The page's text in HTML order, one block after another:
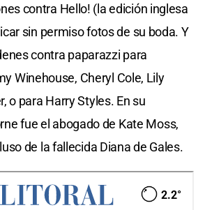
contra Hello! (la edición inglesa
sin permiso fotos de su boda. Y
contra paparazzi para
Winehouse, Cheryl Cole, Lily
o para Harry Styles. En su
fue el abogado de Kate Moss,
de la fallecida Diana de Gales.